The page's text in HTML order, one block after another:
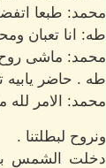
محمد: طبعا
طه: انا تعبان
محمد: ماشى
طه . حاضر
محمد: الامر لله
ونروح لبطلتنا .
دخلت الشمس